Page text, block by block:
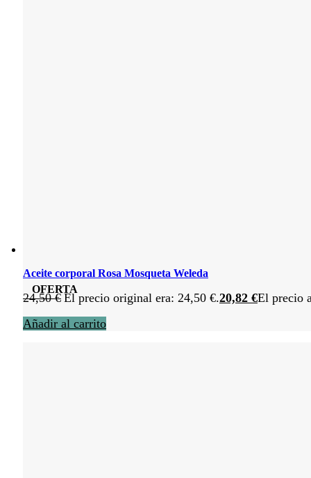
OFERTA
Aceite corporal Rosa Mosqueta Weleda
24,50€ El precio original era: 24,50 €.20,82 €El precio
Añadir al carrito